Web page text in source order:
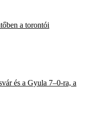
a torontói
és a Gyula 7–0-ra, a